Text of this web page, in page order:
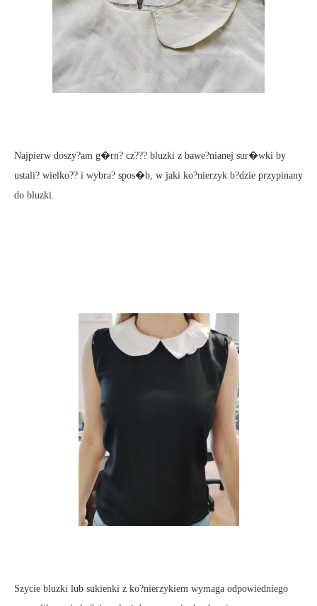
Najpierw doszy?am g�rn? cz??? bluzki z bawe?nianej sur�wki by
ustali? wielko?? i wybra? spos�b, w jaki ko?nierzyk b?dzie przypinany
do bluzki.
Szycie bluzki lub sukienki z ko?nierzykiem wymaga odpowiedniego